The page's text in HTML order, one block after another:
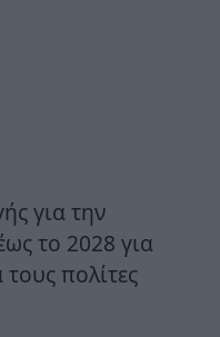
για την
το 2028 για
τους πολίτες